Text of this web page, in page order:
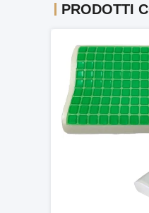
PRODOTTI